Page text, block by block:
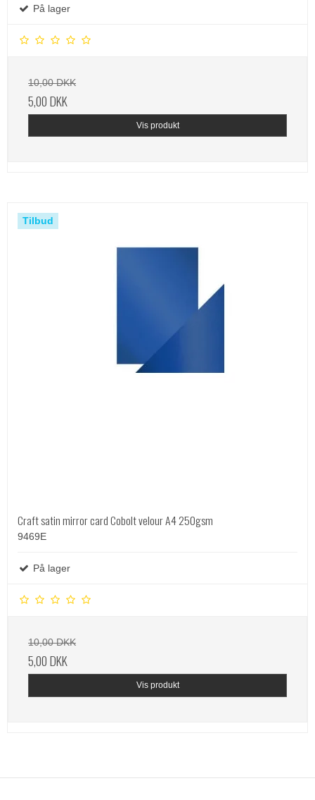
På lager
10,00 DKK
5,00 DKK
Vis produkt
Tilbud
Craft satin mirror card Cobolt velour A4 250gsm
9469E
På lager
10,00 DKK
5,00 DKK
Vis produkt